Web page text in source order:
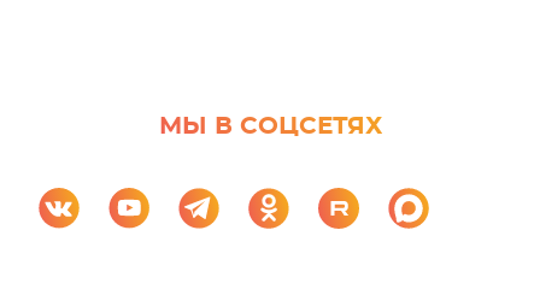
МЫ В СОЦСЕТЯХ